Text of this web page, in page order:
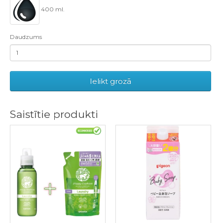
400 ml.
Daudzums
Ielikt grozā
Saistītie produkti